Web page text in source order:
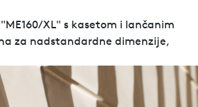
XL" s kasetom i lančanim
za nadstandardne dimenzije,